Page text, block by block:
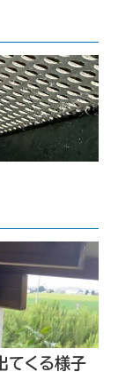
てくる様子